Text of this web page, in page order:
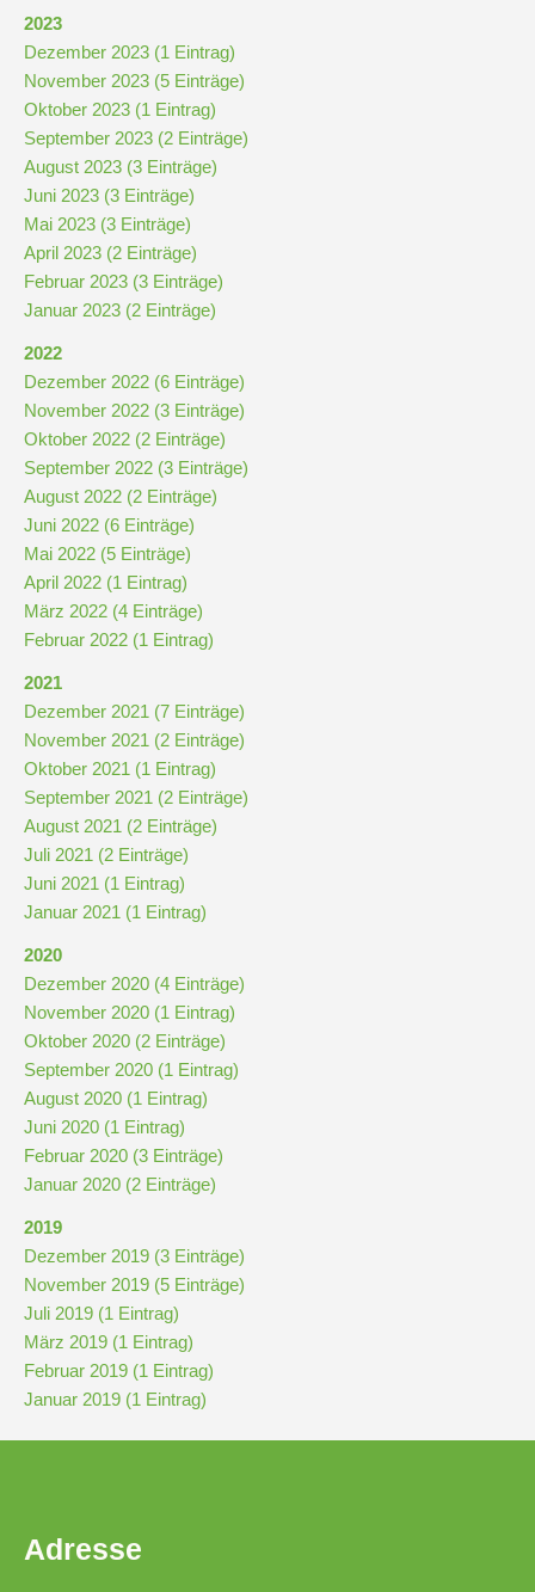
Hauptschulbildungsgang
Wahlpflichtunterricht
ab
Kl.
7
Was
Organisatorisches
Terminplan
Downloads
und
Formulare
Anmeldung
Schülerbücherei
Hausordnung
Schulbuchordnung
Pausenordnung
Handynutzung
Datenschutz
Sponsoren
Schokoticket
2023
Dezember 2023 (1 Eintrag)
November 2023 (5 Einträge)
Oktober 2023 (1 Eintrag)
September 2023 (2 Einträge)
August 2023 (3 Einträge)
Juni 2023 (3 Einträge)
Mai 2023 (3 Einträge)
April 2023 (2 Einträge)
Februar 2023 (3 Einträge)
Januar 2023 (2 Einträge)
2022
Dezember 2022 (6 Einträge)
November 2022 (3 Einträge)
Oktober 2022 (2 Einträge)
September 2022 (3 Einträge)
August 2022 (2 Einträge)
Juni 2022 (6 Einträge)
Mai 2022 (5 Einträge)
April 2022 (1 Eintrag)
März 2022 (4 Einträge)
Februar 2022 (1 Eintrag)
2021
Dezember 2021 (7 Einträge)
November 2021 (2 Einträge)
Oktober 2021 (1 Eintrag)
September 2021 (2 Einträge)
August 2021 (2 Einträge)
Juli 2021 (2 Einträge)
Juni 2021 (1 Eintrag)
Januar 2021 (1 Eintrag)
2020
Dezember 2020 (4 Einträge)
November 2020 (1 Eintrag)
Oktober 2020 (2 Einträge)
September 2020 (1 Eintrag)
August 2020 (1 Eintrag)
Juni 2020 (1 Eintrag)
Februar 2020 (3 Einträge)
Januar 2020 (2 Einträge)
2019
Dezember 2019 (3 Einträge)
November 2019 (5 Einträge)
Juli 2019 (1 Eintrag)
März 2019 (1 Eintrag)
Februar 2019 (1 Eintrag)
Januar 2019 (1 Eintrag)
Adresse